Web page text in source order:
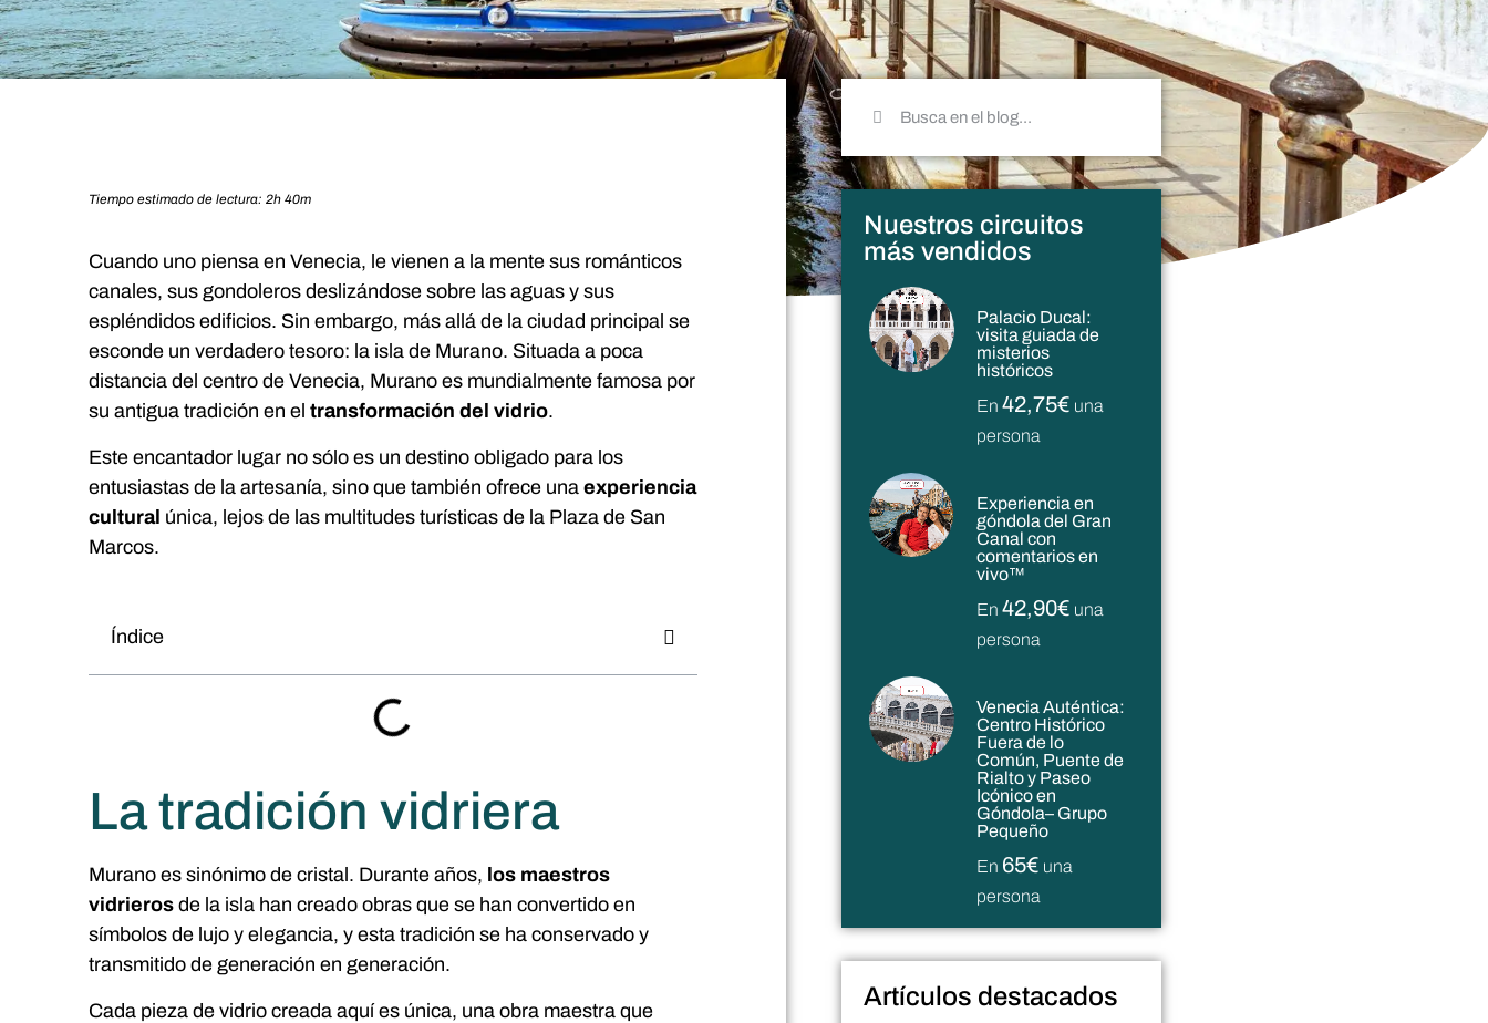
Tiempo estimado de lectura: 2h 40m
Cuando uno piensa en Venecia, le vienen a la mente sus románticos
canales, sus gondoleros deslizándose sobre las aguas y sus
espléndidos edificios. Sin embargo, más allá de la ciudad principal se
esconde un verdadero tesoro: la isla de Murano. Situada a poca
distancia del centro de Venecia, Murano es mundialmente famosa por
su antigua tradición en el transformación del vidrio.
Este encantador lugar no sólo es un destino obligado para los
entusiastas de la artesanía, sino que también ofrece una experiencia
cultural única, lejos de las multitudes turísticas de la Plaza de San
Marcos.
Índice
La tradición vidriera
Murano es sinónimo de cristal. Durante años, los maestros
vidrieros de la isla han creado obras que se han convertido en
símbolos de lujo y elegancia, y esta tradición se ha conservado y
transmitido de generación en generación.
Cada pieza de vidrio creada aquí es única, una obra maestra que
Nuestros circuitos
más vendidos
Palacio Ducal:
visita guiada de
misterios
históricos
En42,75€ una
persona
Experiencia en
góndola del Gran
Canal con
comentarios en
vivo™
En42,90€ una
persona
Venecia Auténtica:
Centro Histórico
Fuera de lo
Común, Puente de
Rialto y Paseo
Icónico en
Góndola– Grupo
Pequeño
En 65€ una
persona
Artículos destacados